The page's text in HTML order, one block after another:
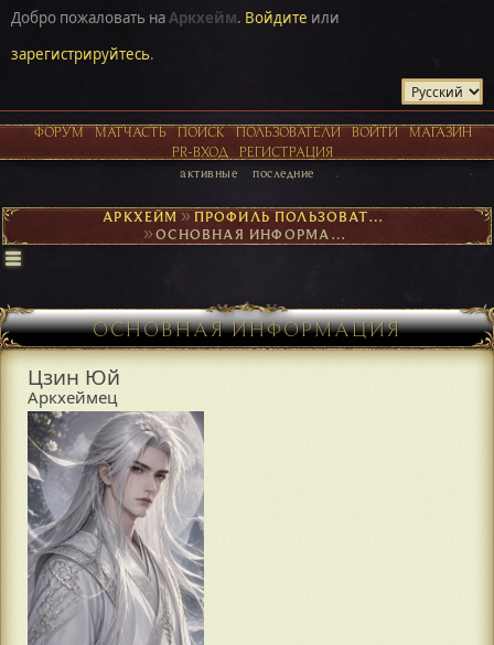
Добро пожаловать наАркхейм. Войдите или
зарегистрируйтесь.
ФОРУМ МАТЧАСТЬ ПОИСК ПОЛЬЗОВАТЕЛИ ВОЙТИ
МАГАЗИН
PR-ВХОД
РЕГИСТРАЦИЯ
активные последние
АРКХЕЙМ► ПРОФИЛЬ ПОЛЬЗОВАТЕЛЯ ЦЗИН ЮЙ
► ОСНОВНАЯ ИНФОРМАЦИЯ
ОСНОВНАЯ ИНФОРМАЦИЯ
Цзин Юй
Аркхеймец